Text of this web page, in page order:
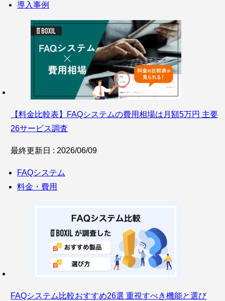
導入事例
【料金比較表】FAQシステムの費用相場は月額5万円 主要
26サービス調査
最終更新日 : 2026/06/09
FAQシステム
料金・費用
FAQシステム比較おすすめ26選 重視すべき機能と選び